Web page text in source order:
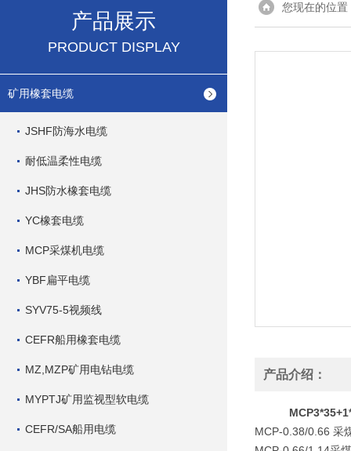
产品展示
PRODUCT DISPLAY
矿用橡套电缆
JSHF防海水电缆
耐低温柔性电缆
JHS防水橡套电缆
YC橡套电缆
MCP采煤机电缆
YBF扁平电缆
SYV75-5视频线
CEFR船用橡套电缆
MZ,MZP矿用电钻电缆
MYPTJ矿用监视型软电缆
CEFR/SA船用电缆
您现在的位置
产品介绍：
MCP-0.38/0.66